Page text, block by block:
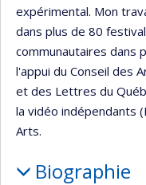
expérimental. Mon
dans plus de 80
communautaires dans
l'appui du Conseil des
et des Lettres du
la vidéo indépendants
Arts.
Biographie